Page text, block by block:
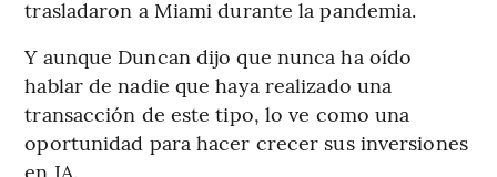
trasladaron a Miami durante la pandemia.
Y aunque Duncan dijo que nunca ha oído
hablar de nadie que haya realizado una
transacción de este tipo, lo ve como una
oportunidad para hacer crecer sus inversiones
en IA.